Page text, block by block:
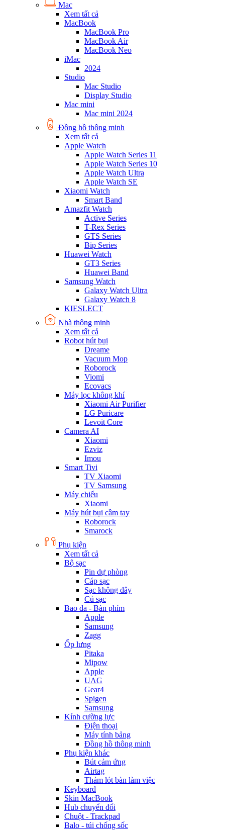
Mac
Xem tất cả
MacBook
MacBook Pro
MacBook Air
MacBook Neo
iMac
2024
Studio
Mac Studio
Display Studio
Mac mini
Mac mini 2024
Đồng hồ thông minh
Xem tất cả
Apple Watch
Apple Watch Series 11
Apple Watch Series 10
Apple Watch Ultra
Apple Watch SE
Xiaomi Watch
Smart Band
Amazfit Watch
Active Series
T-Rex Series
GTS Series
Bip Series
Huawei Watch
GT3 Series
Huawei Band
Samsung Watch
Galaxy Watch Ultra
Galaxy Watch 8
KIESLECT
Nhà thông minh
Xem tất cả
Robot hút bụi
Dreame
Vacuum Mop
Roborock
Viomi
Ecovacs
Máy lọc không khí
Xiaomi Air Purifier
LG Puricare
Levoit Core
Camera AI
Xiaomi
Ezviz
Imou
Smart Tivi
TV Xiaomi
TV Samsung
Máy chiếu
Xiaomi
Máy hút bụi cầm tay
Roborock
Smarock
Phụ kiện
Xem tất cả
Bộ sạc
Pin dự phòng
Cáp sạc
Sạc không dây
Củ sạc
Bao da - Bàn phím
Apple
Samsung
Zagg
Ốp lưng
Pitaka
Mipow
Apple
UAG
Gear4
Spigen
Samsung
Kính cường lực
Điện thoại
Máy tính bảng
Đồng hồ thông minh
Phụ kiện khác
Bút cảm ứng
Airtag
Thảm lót bàn làm việc
Keyboard
Skin MacBook
Hub chuyển đổi
Chuột - Trackpad
Balo - túi chống sốc